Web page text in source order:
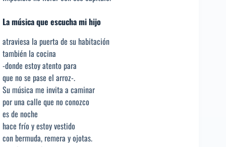
La música que escucha mi hijo
atraviesa la puerta de su habitación
también la cocina
-donde estoy atento para
que no se pase el arroz-.
Su música me invita a caminar
por una calle que no conozco
es de noche
hace frío y estoy vestido
con bermuda, remera y ojotas.